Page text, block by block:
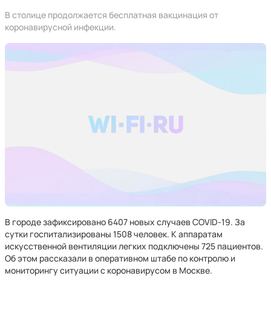
В столице продолжается бесплатная вакцинация от
коронавирусной инфекции.
В городе зафиксировано 6407 новых случаев COVID-19. За
сутки госпитализированы 1508 человек. К аппаратам
искусственной вентиляции легких подключены 725 пациентов.
Об этом рассказали в оперативном штабе по контролю и
мониторингу ситуации с коронавирусом в Москве.